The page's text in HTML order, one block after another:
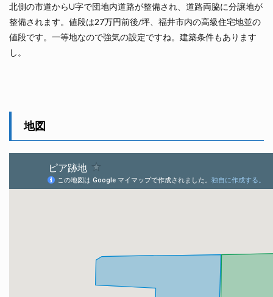
北側の市道からU字で団地内道路が整備され、道路両脇に分譲地が
整備されます。値段は27万円前後/坪、福井市内の高級住宅地並の
値段です。一等地なので強気の設定ですね。建築条件もあります
し。
地図